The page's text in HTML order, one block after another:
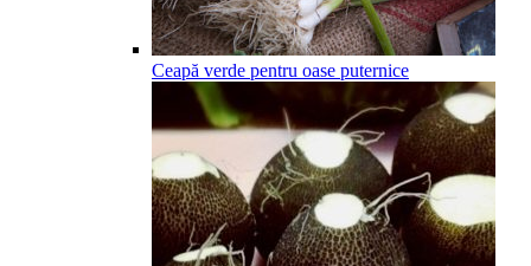
Ceapă verde pentru oase puternice